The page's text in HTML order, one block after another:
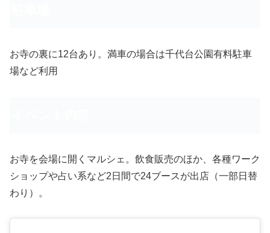
お寺の裏に12台あり。満車の場合は千代台公園有料駐車
場など利用
お寺を会場に開くマルシェ。飲食販売のほか、各種ワーク
ショップや占い系など2日間で24ブースが出店（一部日替
わり）。